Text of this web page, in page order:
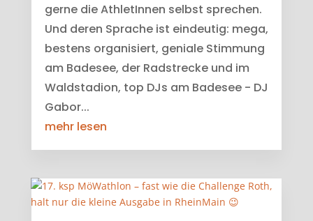
gerne die AthletInnen selbst sprechen.
Und deren Sprache ist eindeutig: mega,
bestens organisiert, geniale Stimmung
am Badesee, der Radstrecke und im
Waldstadion, top DJs am Badesee - DJ
Gabor...
mehr lesen